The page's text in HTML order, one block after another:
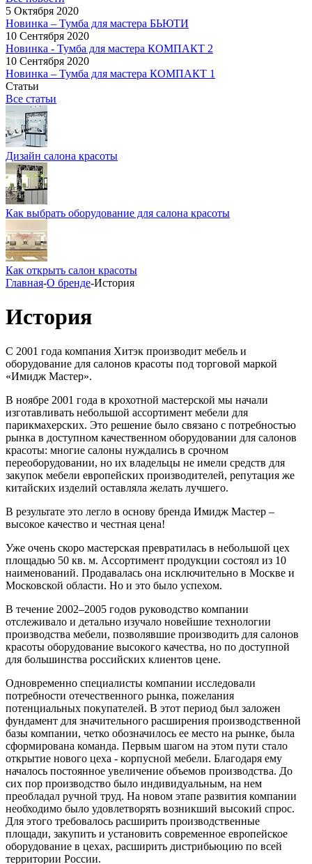
5 Октября 2020
Новинка – Тумба для мастера БЬЮТИ
10 Сентября 2020
Новинка - Тумба для мастера КОМПАКТ 2
10 Сентября 2020
Новинка – Тумба для мастера КОМПАКТ 1
Статьи
Все статьи
Дизайн салона красоты
Как выбрать оборудование для салона красоты
Как открыть салон красоты
Главная-О бренде-История
История
С 2001 года компания Хитэк производит мебель и
оборудование для салонов красоты под торговой маркой
«Имидж Мастер».
В ноябре 2001 года в крохотной мастерской мы начали
изготавливать небольшой ассортимент мебели для
парикмахерских. Это решение было связано с потребностью
рынка в доступном качественном оборудовании для салонов
красоты: многие салоны нуждались в срочном
переоборудовании, но их владельцы не имели средств для
закупок мебели европейских производителей, репутация же
китайских изделий оставляла желать лучшего.
В результате это легло в основу бренда Имидж Мастер –
высокое качество и честная цена!
Уже очень скоро мастерская превратилась в небольшой цех
площадью 50 кв. м. Ассортимент продукции состоял из 10
наименований. Продавалась она исключительно в Москве и
Московской области. Но и это было успехом.
В течение 2002–2005 годов руководство компании
отслеживало и детально изучало новейшие технологии
производства мебели, позволявшие производить для салонов
красоты оборудование высокого качества, но по доступной
для большинства российских клиентов цене.
Одновременно специалисты компании исследовали
потребности отечественного рынка, пожелания
потенциальных покупателей. В этот период был заложен
фундамент для значительного расширения производственной
базы компании, четко обозначилось ее место на рынке, была
сформирована команда. Первым шагом на этом пути стало
открытие нового цеха - корпусной мебели. Благодаря ему
началось постоянное увеличение объемов производства. До
сих пор производство было индивидуальным, на нем
преобладал ручной труд. На новом этапе развития компании
необходимо было удовлетворять возникший высокий спрос.
Для этого требовалось расширить производственные
площади, закупить и установить современное европейское
оборудование в цехах, расширить дистрибьюцию по всей
территории России.